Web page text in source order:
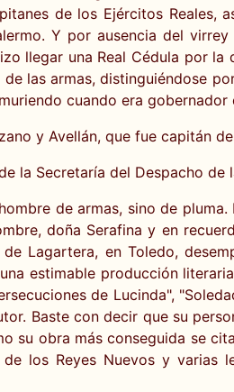
de los Ejércitos Reales,
Y por ausencia del
llegar una Real Cédula por la
las armas, distinguiéndose
cuando era
y Avellán, que fue capitán
la Secretaría del Despacho de
de armas, sino de
doña Serafina y en
Lagartera, en Toledo,
estimable producción
de Lucinda",
Baste con decir que su
su obra más conseguida se
los Reyes Nuevos y varias